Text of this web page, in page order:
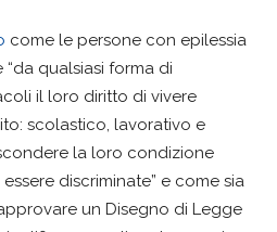
come le persone con epilessia
qualsiasi forma di
il loro diritto di vivere
scolastico, lavorativo e
la loro condizione
discriminate” e come sia
un Disegno di Legge